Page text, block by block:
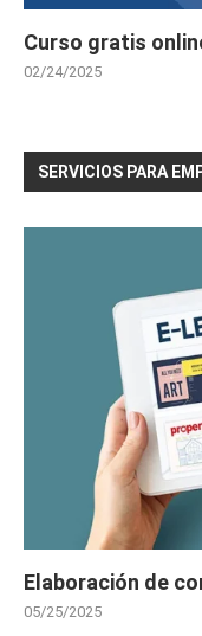
Curso gratis
02/24/2025
SERVICIOS PARA
Elaboración de
05/25/2025